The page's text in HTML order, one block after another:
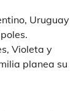
Uruguay
Violeta y
planea su